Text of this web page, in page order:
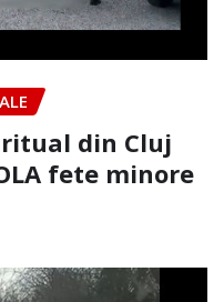
din Cluj
fete minore